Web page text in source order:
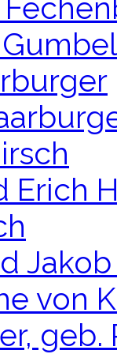
Erich
von
geb.